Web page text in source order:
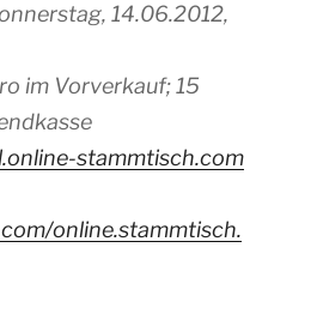
14.06.2012,
im Vorverkauf; 15
stammtisch.com
online.stammtisch.